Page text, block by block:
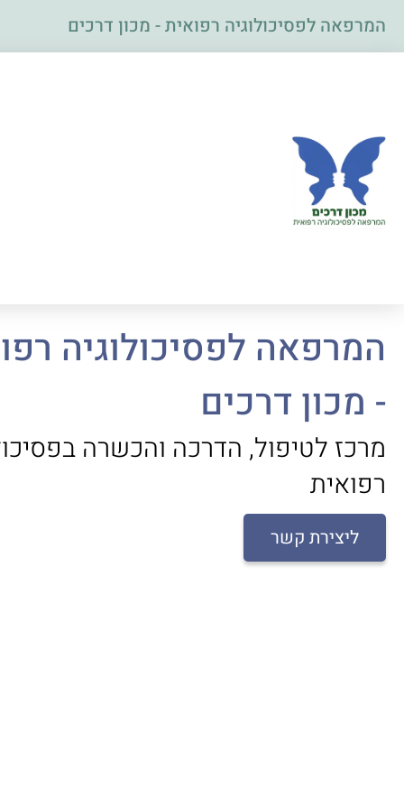
המרפאה לפסיכולוגיה רפואית - מכון דרכים
המרפאה לפסיכולוגיה
- מכון דרכים
מרכז לטיפול, הדרכה והכשרה
רפואית
ליצירת קשר